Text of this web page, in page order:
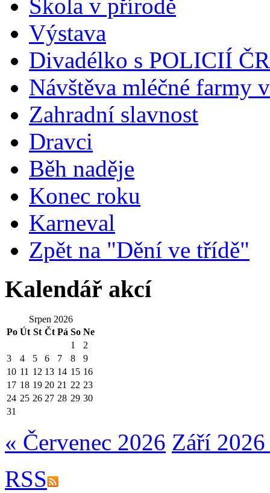
Škola v přírodě
Výstava
Divadélko s POLICIÍ ČR
Návštěva mléčné farmy
Zahradní slavnost
Dravci
Běh naděje
Konec roku
Karneval
Zpět na "Dění ve třídě"
Kalendář akcí
Srpen 2026
Po Út St Čt Pá So Ne
1
2
3
4 5 6 7 8
9
10 11 12 13 14 15 16
17 18 19 20 21 22 23
24 25 26 27 28 29 30
31
« Červenec 2026 Září
RSS